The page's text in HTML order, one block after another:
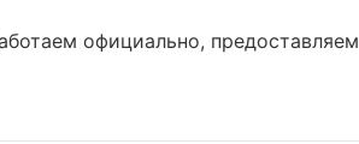
официально, предоставляем